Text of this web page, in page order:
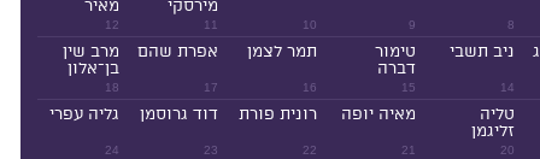
8
9
10
11
מירסקי
12
מאיר
14
ניב תשבי
15
טימור
דברה
16
תמר לצמן
17
אפרת שהם
18
מרב שין
בן־אלון
20
טליה
זליגמן
21
מאיה יופה
22
רונית פורת
23
דוד גרוסמן
24
גליה עפרי